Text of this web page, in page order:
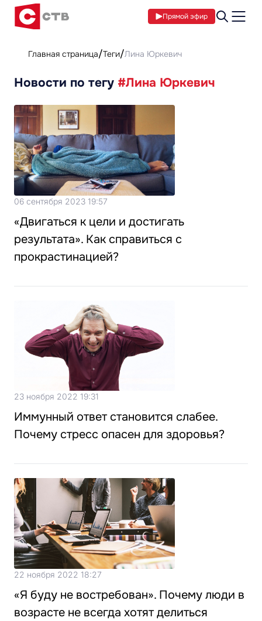
Прямой эфир
Главная страница Теги Лина Юркевич
Новости по тегу #Лина Юркевич
06 сентября 2023 19:57
«Двигаться к цели и достигать
результата». Как справиться с
прокрастинацией?
23 ноября 2022 19:31
Иммунный ответ становится слабее.
Почему стресс опасен для здоровья?
22 ноября 2022 18:27
«Я буду не востребован». Почему люди в
возрасте не всегда хотят делиться